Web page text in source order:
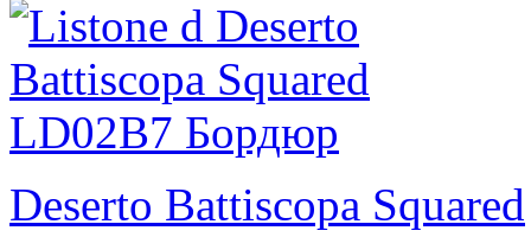
Deserto Battiscopa Squared